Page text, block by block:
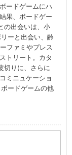
ードゲームにハ
果、ボードゲー
の出会いは、小
ーと出会い、齢
ファミやプレス
トリート。カタ
切りに、さらに
ミニュケーショ
ードゲームの他